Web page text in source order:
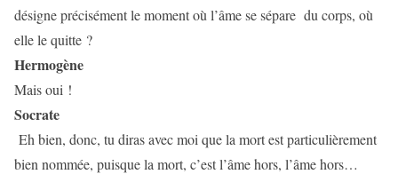
désigne précisément le moment où l’âme se sépare du corps, où
elle le quitte ?
Hermogène
Mais oui !
Socrate
Eh bien, donc, tu diras avec moi que la mort est particulièrement
bien nommée, puisque la mort, c’est l’âme hors, l’âme hors…